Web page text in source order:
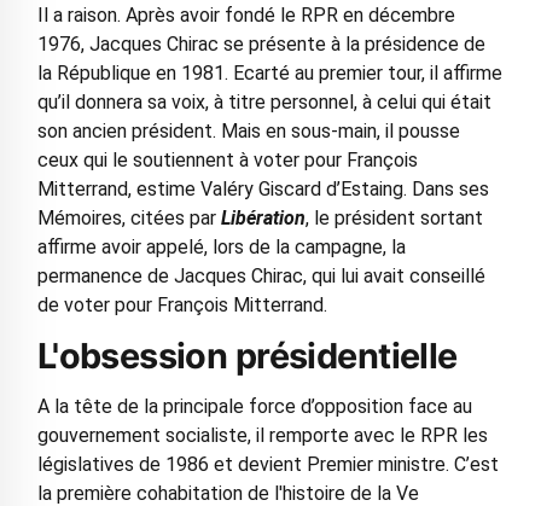
Il a raison. Après avoir fondé le RPR en décembre
1976, Jacques Chirac se présente à la présidence de
la République en 1981. Ecarté au premier tour, il affirme
qu’il donnera sa voix, à titre personnel, à celui qui était
son ancien président. Mais en sous-main, il pousse
ceux qui le soutiennent à voter pour François
Mitterrand, estime Valéry Giscard d’Estaing. Dans ses
Mémoires, citées par Libération, le président sortant
affirme avoir appelé, lors de la campagne, la
permanence de Jacques Chirac, qui lui avait conseillé
de voter pour François Mitterrand.
L'obsession présidentielle
A la tête de la principale force d’opposition face au
gouvernement socialiste, il remporte avec le RPR les
législatives de 1986 et devient Premier ministre. C’est
la première cohabitation de l'histoire de la Ve